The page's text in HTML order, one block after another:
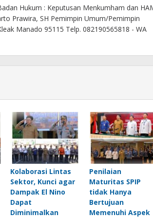
Hukum : Keputusan Menkumham dan
Prawira, SH Pemimpin Umum/Pemimpin
Manado 95115 Telp. 082190565818 - WA
Kolaborasi Lintas
Sektor, Kunci agar
Dampak El Nino
Dapat
Diminimalkan
Penilaian
Maturitas SPIP
tidak Hanya
Bertujuan
Memenuhi Aspek